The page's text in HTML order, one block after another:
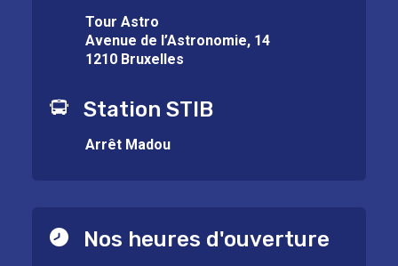
Tour Astro
Avenue de l’Astronomie, 14
1210 Bruxelles
Station STIB
Arrêt Madou
Nos heures d'ouverture